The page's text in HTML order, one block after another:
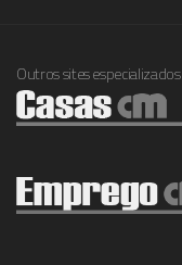
Outros sites especializados